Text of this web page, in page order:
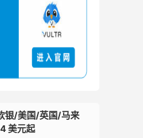
银/美国/英国/马来
美元起